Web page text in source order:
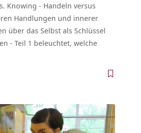
Knowing - Handeln versus
Handlungen und innerer
über das Selbst als Schlüssel
- Teil 1 beleuchtet, welche